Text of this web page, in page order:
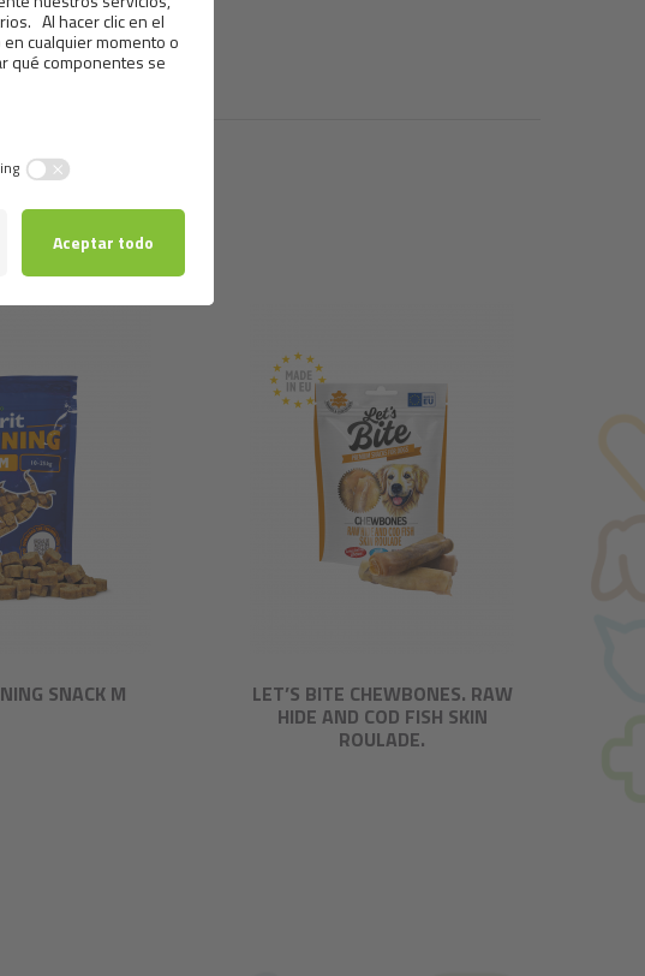
SNACK M LET’S BITE CHEWBONES. RAW
HIDE AND COD FISH SKIN
ROULADE.